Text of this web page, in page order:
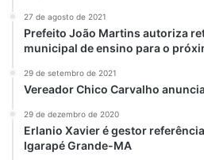
27 de agosto de 2021
Prefeito João Martins autoriza
municipal de ensino para o
29 de setembro de 2021
Vereador Chico Carvalho
29 de dezembro de 2020
Erlanio Xavier é gestor
Igarapé Grande-MA